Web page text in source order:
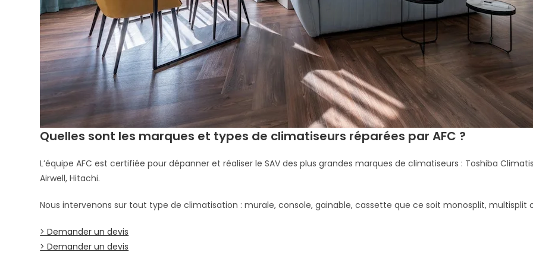
Quelles sont les marques et types de climatiseurs réparées par AFC ?
L’équipe AFC est certifiée pour dépanner et réaliser le SAV des plus grandes marques de climatiseurs : Toshiba
Airwell, Hitachi.
Nous intervenons sur tout type de climatisation : murale, console, gainable, cassette que ce soit monosplit, multisplit
> Demander un devis
> Demander un devis